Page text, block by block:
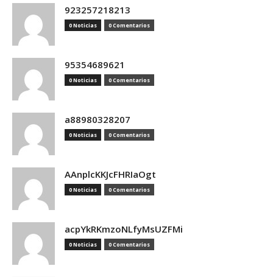
923257218213
0 Noticias 0 Comentarios
95354689621
0 Noticias 0 Comentarios
a88980328207
0 Noticias 0 Comentarios
AAnplcKKJcFHRIaOgt
0 Noticias 0 Comentarios
acpYkRKmzoNLfyMsUZFMi
0 Noticias 0 Comentarios